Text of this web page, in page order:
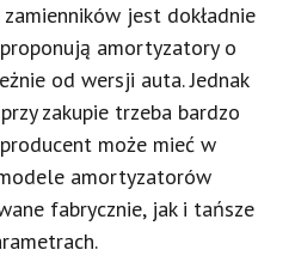
jest dokładnie
amortyzatory o
od wersji auta. Jednak
zakupie trzeba bardzo
może mieć w
amortyzatorów
fabrycznie, jak i tańsze